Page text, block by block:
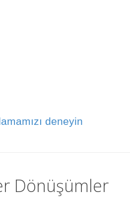
deneyin
Dönüşümler